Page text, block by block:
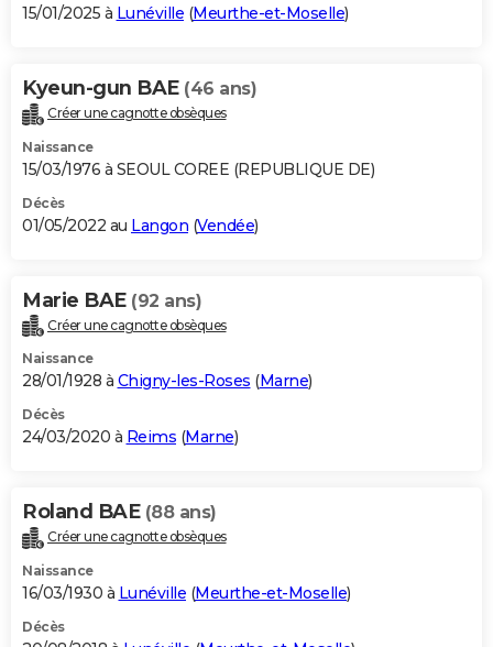
15/01/2025 à Lunéville (Meurthe-et-Moselle)
Kyeun-gun BAE (46 ans)
Créer une cagnotte obsèques
Naissance
15/03/1976 à SEOUL COREE (REPUBLIQUE DE)
Décès
01/05/2022 au Langon (Vendée)
Marie BAE (92 ans)
Créer une cagnotte obsèques
Naissance
28/01/1928 à Chigny-les-Roses (Marne)
Décès
24/03/2020 à Reims (Marne)
Roland BAE (88 ans)
Créer une cagnotte obsèques
Naissance
16/03/1930 à Lunéville (Meurthe-et-Moselle)
Décès